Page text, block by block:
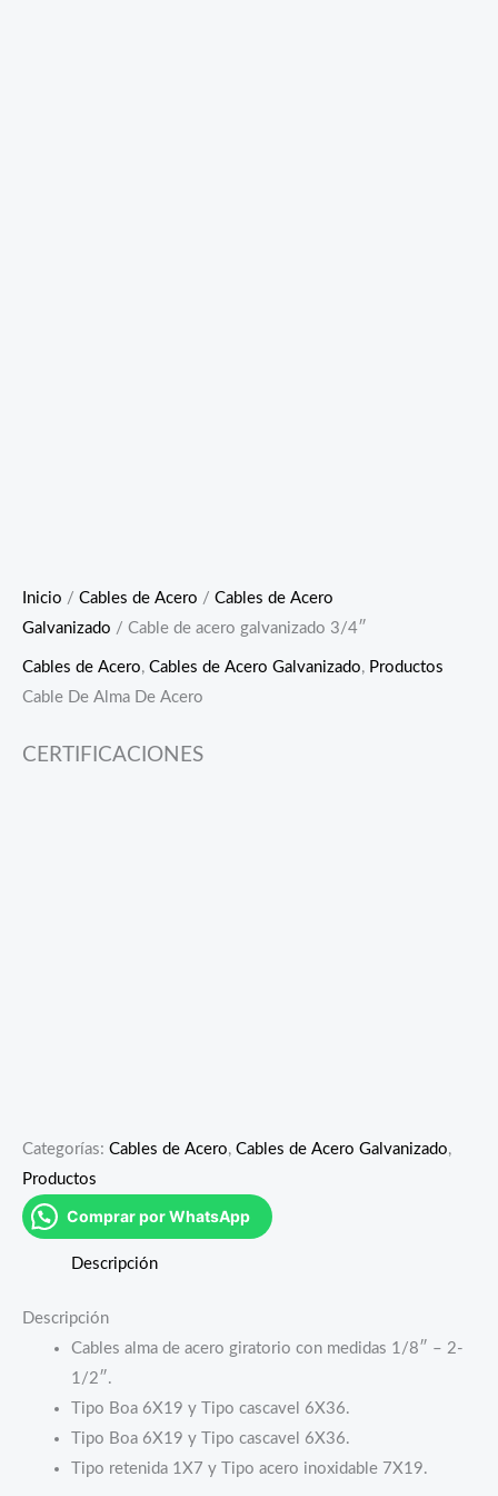
Inicio / Cables de Acero / Cables de Acero
Galvanizado / Cable de acero galvanizado 3/4″
Cables de Acero, Cables de Acero Galvanizado, Productos
Cable De Alma De Acero
CERTIFICACIONES
Categorías: Cables de Acero, Cables de Acero Galvanizado,
Productos
Comprar por WhatsApp
Descripción
Descripción
Cables alma de acero giratorio con medidas 1/8″ – 2-
1/2″.
Tipo Boa 6X19 y Tipo cascavel 6X36.
Tipo Boa 6X19 y Tipo cascavel 6X36.
Tipo retenida 1X7 y Tipo acero inoxidable 7X19.